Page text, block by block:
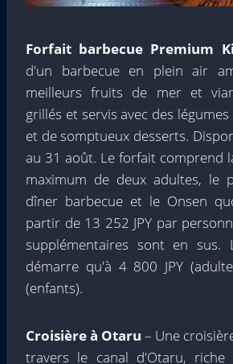
Forfait barbecue Premium
d'un barbecue en plein air
meilleurs fruits de mer et
grillés et servis avec des
et de somptueux desserts.
au 31 août. Le forfait comprend
maximum de deux adultes, le
dîner barbecue et le Onsen
partir de 13 252 JPY par
supplémentaires sont en sus.
démarre qu'à 4 800 JPY
(enfants).
Croisière à Otaru – Une
travers le canal d'Otaru,